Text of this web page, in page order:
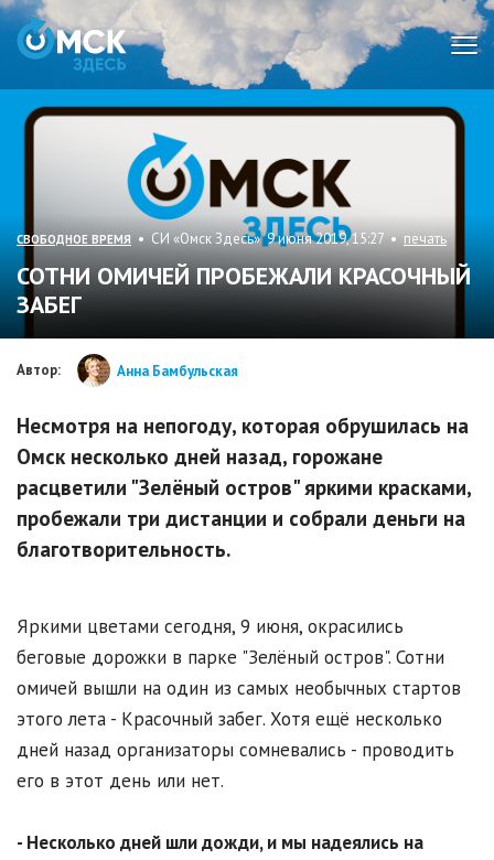
СВОБОДНОЕ ВРЕМЯ • СИ «Омск Здесь» 9 июня 2019, 15:27 • печать
СОТНИ ОМИЧЕЙ ПРОБЕЖАЛИ КРАСОЧНЫЙ
ЗАБЕГ
Автор: Анна Бамбульская
Несмотря на непогоду, которая обрушилась на
Омск несколько дней назад, горожане
расцветили "Зелёный остров" яркими красками,
пробежали три дистанции и собрали деньги на
благотворительность.
Яркими цветами сегодня, 9 июня, окрасились
беговые дорожки в парке "Зелёный остров". Сотни
омичей вышли на один из самых необычных стартов
этого лета - Красочный забег. Хотя ещё несколько
дней назад организаторы сомневались - проводить
его в этот день или нет.
- Несколько дней шли дожди, и мы надеялись на